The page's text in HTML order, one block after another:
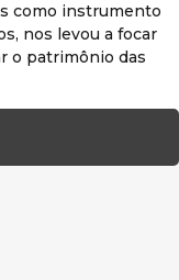
como instrumento
nos levou a focar
o patrimônio das